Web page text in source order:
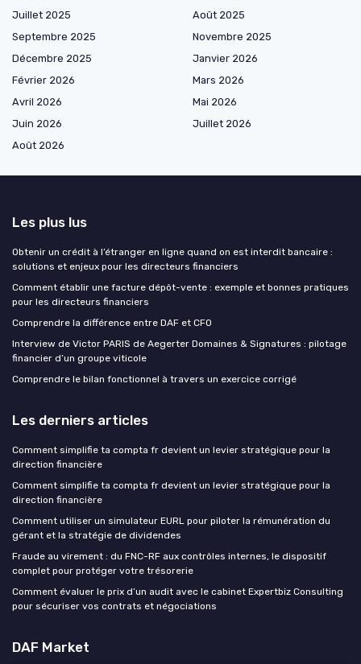
Juillet 2025
Août 2025
Septembre 2025
Novembre 2025
Décembre 2025
Janvier 2026
Février 2026
Mars 2026
Avril 2026
Mai 2026
Juin 2026
Juillet 2026
Août 2026
Les plus lus
Obtenir un crédit à l’étranger en ligne quand on est interdit bancaire :
solutions et enjeux pour les directeurs financiers
Comment établir une facture dépôt-vente : exemple et bonnes pratiques
pour les directeurs financiers
Comprendre la différence entre DAF et CFO
Interview de Victor PARIS de Aegerter Domaines & Signatures : pilotage
financier d’un groupe viticole
Comprendre le bilan fonctionnel à travers un exercice corrigé
Les derniers articles
Comment simplifie ta compta fr devient un levier stratégique pour la
direction financière
Comment simplifie ta compta fr devient un levier stratégique pour la
direction financière
Comment utiliser un simulateur EURL pour piloter la rémunération du
gérant et la stratégie de dividendes
Fraude au virement : du FNC-RF aux contrôles internes, le dispositif
complet pour protéger votre trésorerie
Comment évaluer le prix d’un audit avec le cabinet Expertbiz Consulting
pour sécuriser vos contrats et négociations
DAF Market